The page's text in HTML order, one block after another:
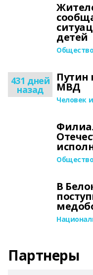
детей
Общество
431 дней
назад
Путин
МВД
Человек
Общество
В
Партнеры